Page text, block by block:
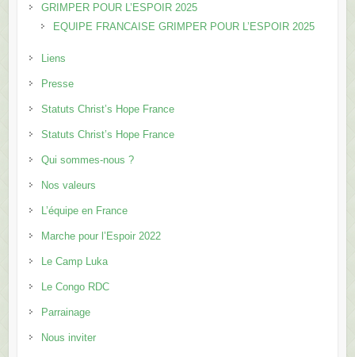
GRIMPER POUR L’ESPOIR 2025
EQUIPE FRANCAISE GRIMPER POUR L’ESPOIR 2025
Liens
Presse
Statuts Christ’s Hope France
Statuts Christ’s Hope France
Qui sommes-nous ?
Nos valeurs
L’équipe en France
Marche pour l’Espoir 2022
Le Camp Luka
Le Congo RDC
Parrainage
Nous inviter